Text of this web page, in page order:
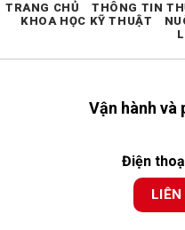
Vận hành và
Điện
TRANG CHỦ THÔNG TIN
KHOA HỌC KỸ THUẬT